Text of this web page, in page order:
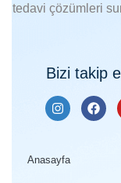
tedavi çözümleri
Bizi takip
Anasayfa